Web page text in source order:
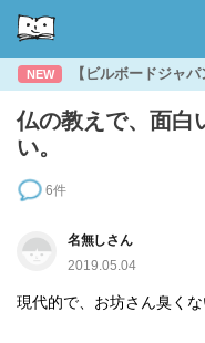
NEW 【ビルボードジャ
仏の教えで、面白
い。
6件
名無しさん
2019.05.04
現代的で、お坊さん臭くな